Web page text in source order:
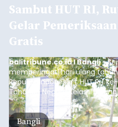
Sambut HUT RI,
Gelar
Gratis
balitribune.co.id I Bangli -
memperingati hari ulang
Republik Indonesia ( HUT RI)
Tahanan Negara Kelas II B
kegiatan pemeriksaan
(6/8/2026).
Bangli